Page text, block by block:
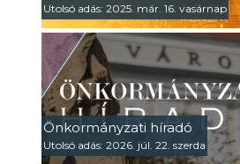
Utolsó adás: 2025. már. 16. vasárnap
Önkormányzati híradó
Utolsó adás: 2026. júl. 22. szerda